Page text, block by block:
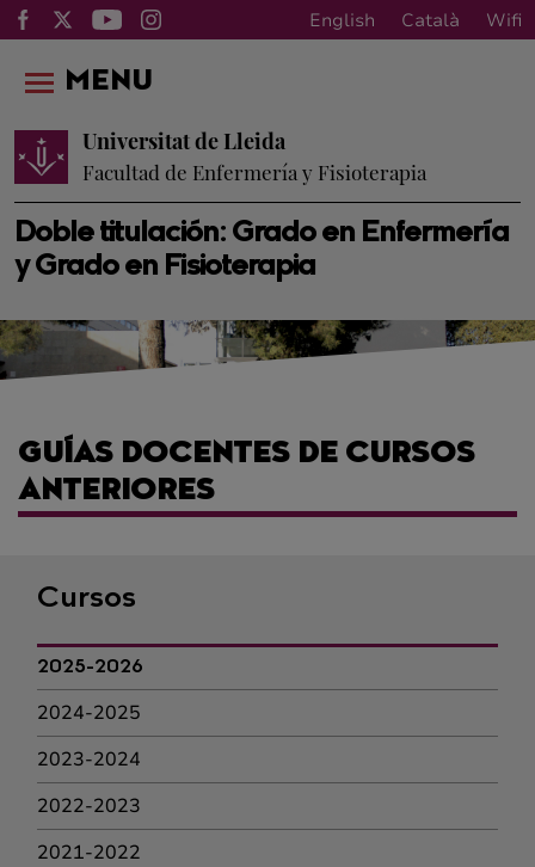
English Català Wifi
Doble titulación: Grado en Enfermería
y Grado en Fisioterapia
Universitat de Lleida
Facultad de Enfermería y Fisioterapia
MENU
GUÍAS DOCENTES DE CURSOS
ANTERIORES
Cursos
2025-2026
2024-2025
2023-2024
2022-2023
2021-2022